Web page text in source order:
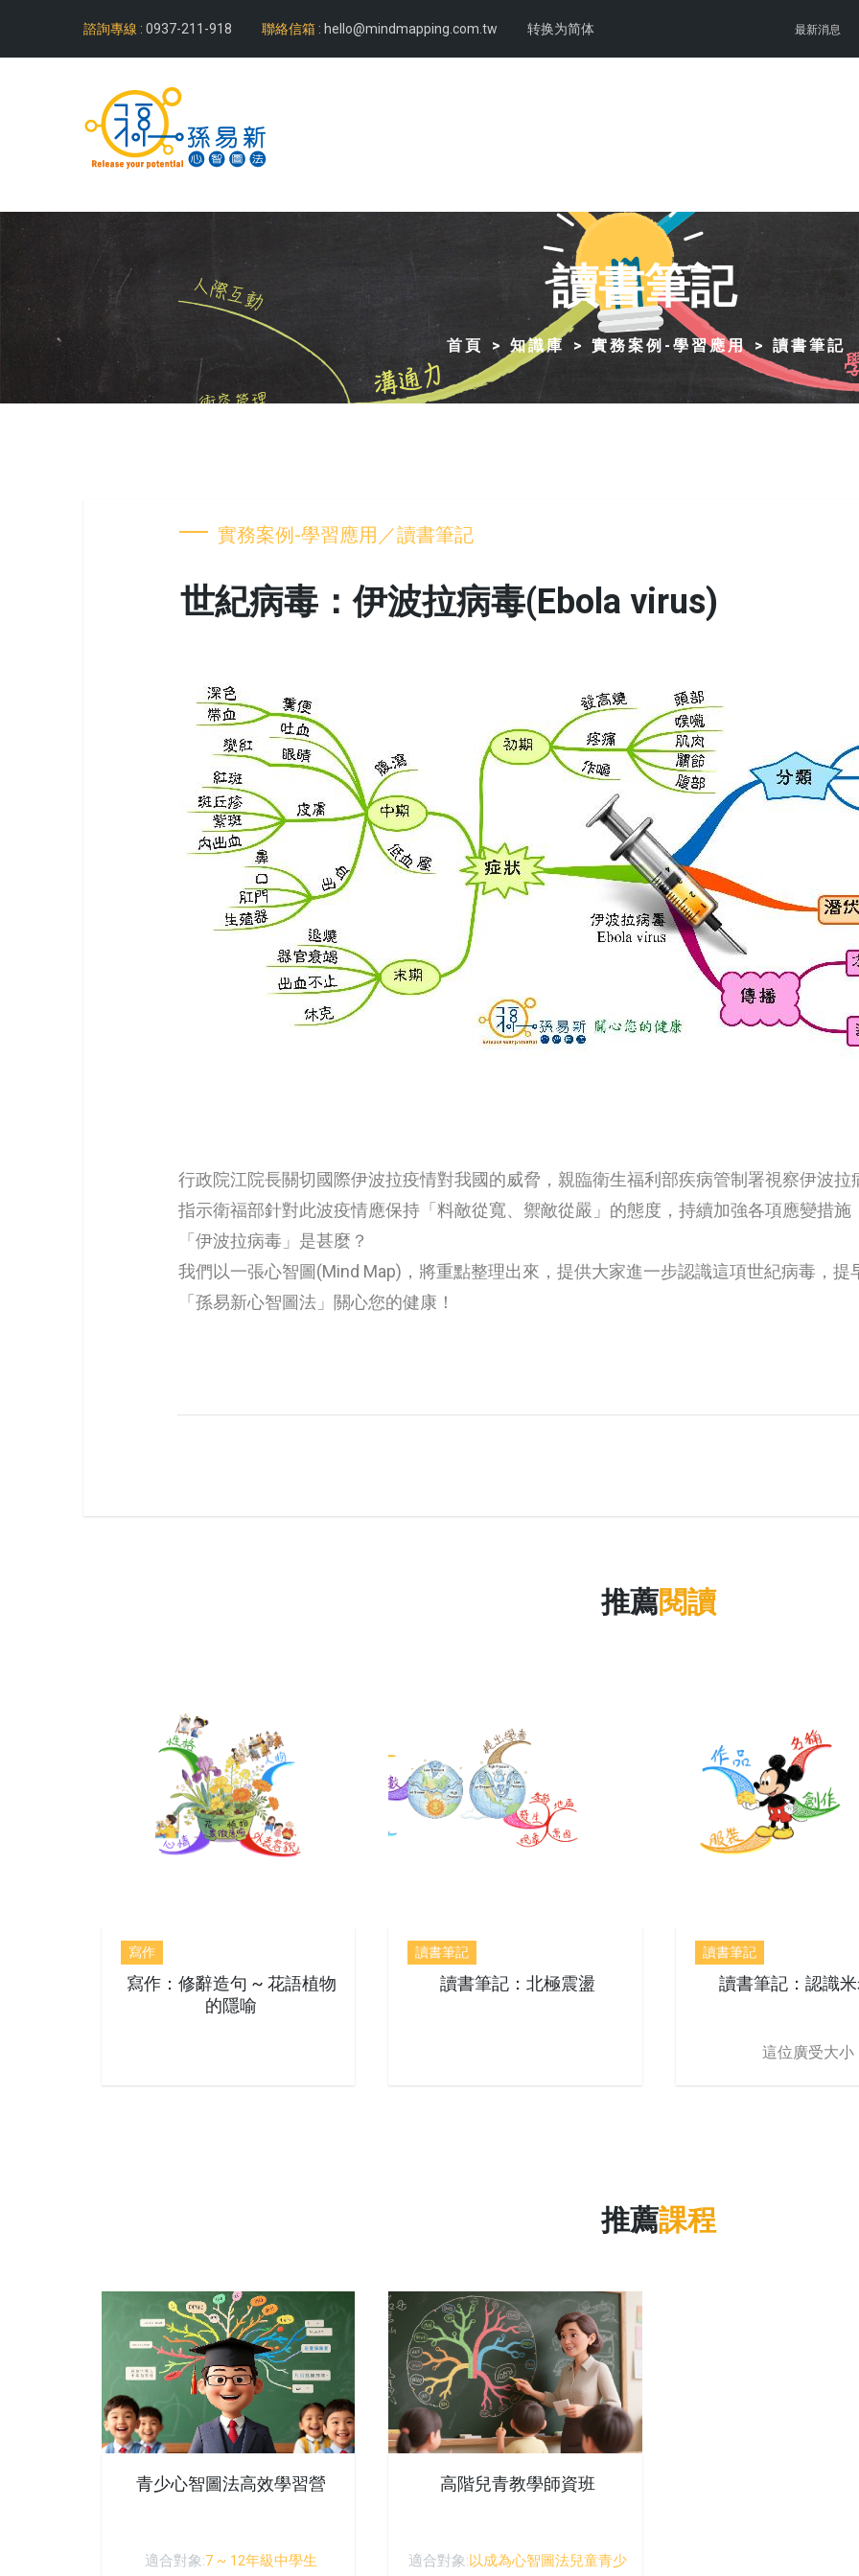
諮詢專線 : 0937-211-918 聯絡信箱 : hello@mindmapping.com.tw 转换为简体 最新消息
讀書筆記
首頁 知識庫 實務案例-學習應用 讀書筆記
實務案例-學習應用／讀書筆記
世紀病毒：伊波拉病毒(Ebola virus)
行政院江院長關切國際伊波拉疫情對我國的威脅，親臨衛生福利部疾病管制署視察伊波拉
指示衛福部針對此波疫情應保持「料敵從寬、禦敵從嚴」的態度，持續加強各項應變措
「伊波拉病毒」是甚麼？
我們以一張心智圖(Mind Map)，將重點整理出來，提供大家進一步認識這項世紀病毒，
「孫易新心智圖法」關心您的健康！
推薦閱讀
寫作
寫作：修辭造句 ~ 花語植物
的隱喻
讀書筆記
讀書筆記：北極震盪
讀書筆記
讀書筆記：認識
這位廣受大小
推薦課程
青少心智圖法高效學習營
適合對象:7 ~ 12年級中學生
高階兒青教學師資班
適合對象:以成為心智圖法兒童青少